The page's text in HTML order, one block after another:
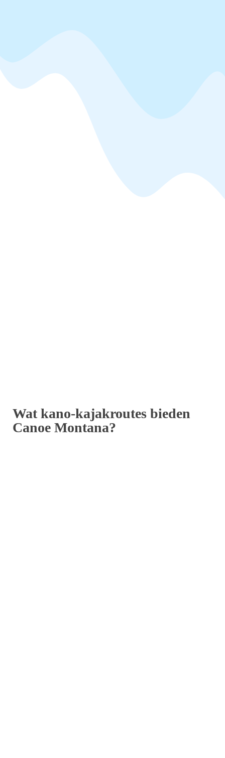
Wat kano-kajakroutes bieden
Canoe Montana?